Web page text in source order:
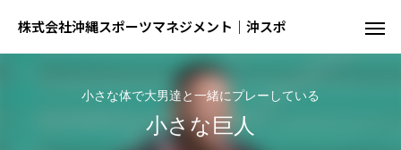
株式会社沖縄スポーツマネジメント｜沖スポ
小さな体で大男達と一緒にプレーしている
小さな巨人